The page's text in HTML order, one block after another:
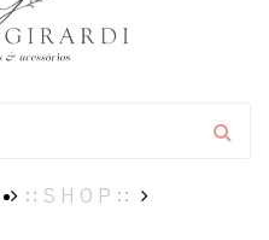
:: S H O P ::